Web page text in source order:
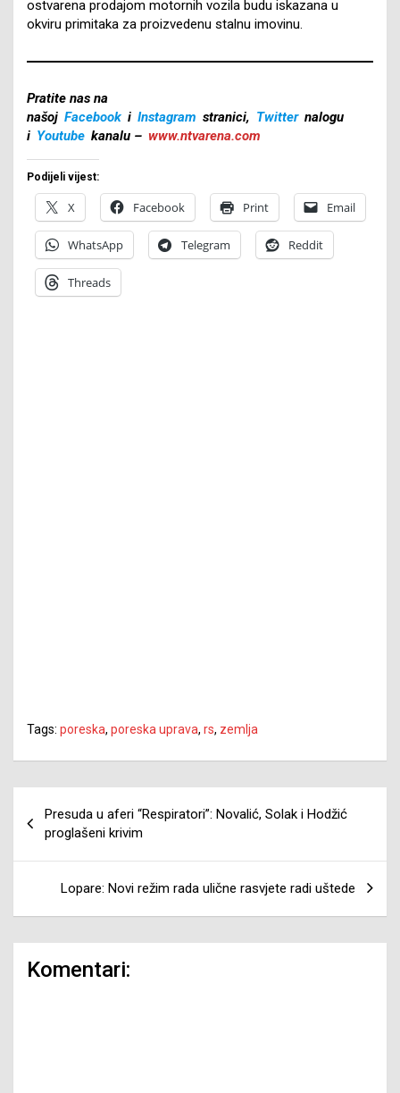
ostvarena prodajom motornih vozila budu iskazana u
okviru primitaka za proizvedenu stalnu imovinu.
Pratite nas na
našoj Facebook i Instagram stranici, Twitter nalogu
i Youtube kanalu – www.ntvarena.com
Podijeli vijest:
X Facebook Print Email
WhatsApp Telegram Reddit
Threads
Tags: poreska, poreska uprava, rs, zemlja
članaka
Presuda u aferi “Respiratori”: Novalić, Solak i Hodžić
proglašeni krivim
Lopare: Novi režim rada ulične rasvjete radi uštede
Komentari: